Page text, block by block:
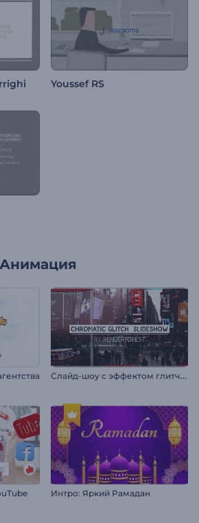
Youssef RS
Анимация
С
лайд-шоу с эффектом глитч-хром
Интро: Яркий Рамадан